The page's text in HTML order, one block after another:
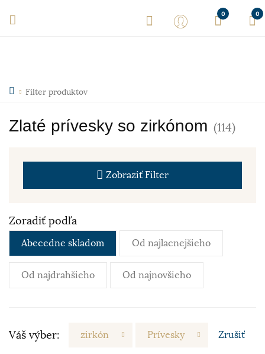
0 0
Filter produktov
Zlaté prívesky so zirkónom (114)
Zobraziť Filter
Zoradiť podľa
Abecedne skladom Od najlacnejšieho
Od najdrahšieho Od najnovšieho
Váš výber: zirkón Prívesky Zrušiť